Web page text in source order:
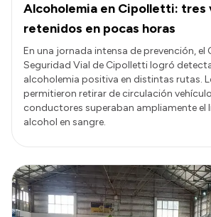
Alcoholemia en Cipolletti: tres
retenidos en pocas horas
En una jornada intensa de prevención, el
Seguridad Vial de Cipolletti logró
alcoholemia positiva en distintas rutas.
permitieron retirar de circulación
conductores superaban ampliamente el
alcohol en sangre.